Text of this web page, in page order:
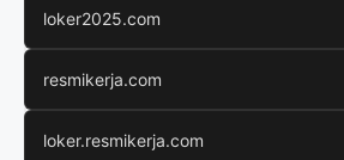
loker2025.com
resmikerja.com
loker.resmikerja.com